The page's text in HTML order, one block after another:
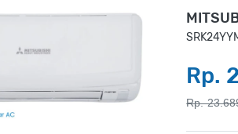
Rp.
Rp.